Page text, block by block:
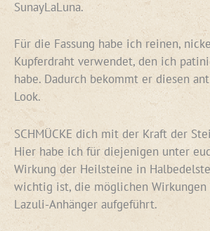
SunayLaLuna.
Für die Fassung habe ich reinen,
Kupferdraht verwendet, den ich
habe. Dadurch bekommt er diesen
Look.
SCHMÜCKE dich mit der Kraft der
Hier habe ich für diejenigen unter
Wirkung der Heilsteine in
wichtig ist, die möglichen Wirkungen
Lazuli-Anhänger aufgeführt.